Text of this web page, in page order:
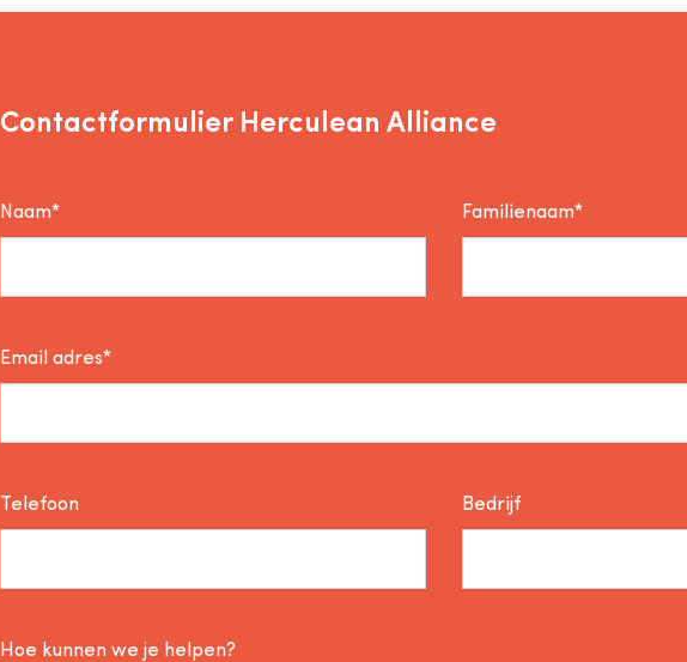
Contactformulier Herculean Alliance
Naam* Familienaam*
Email adres*
Telefoon Bedrijf
Hoe kunnen we je helpen?